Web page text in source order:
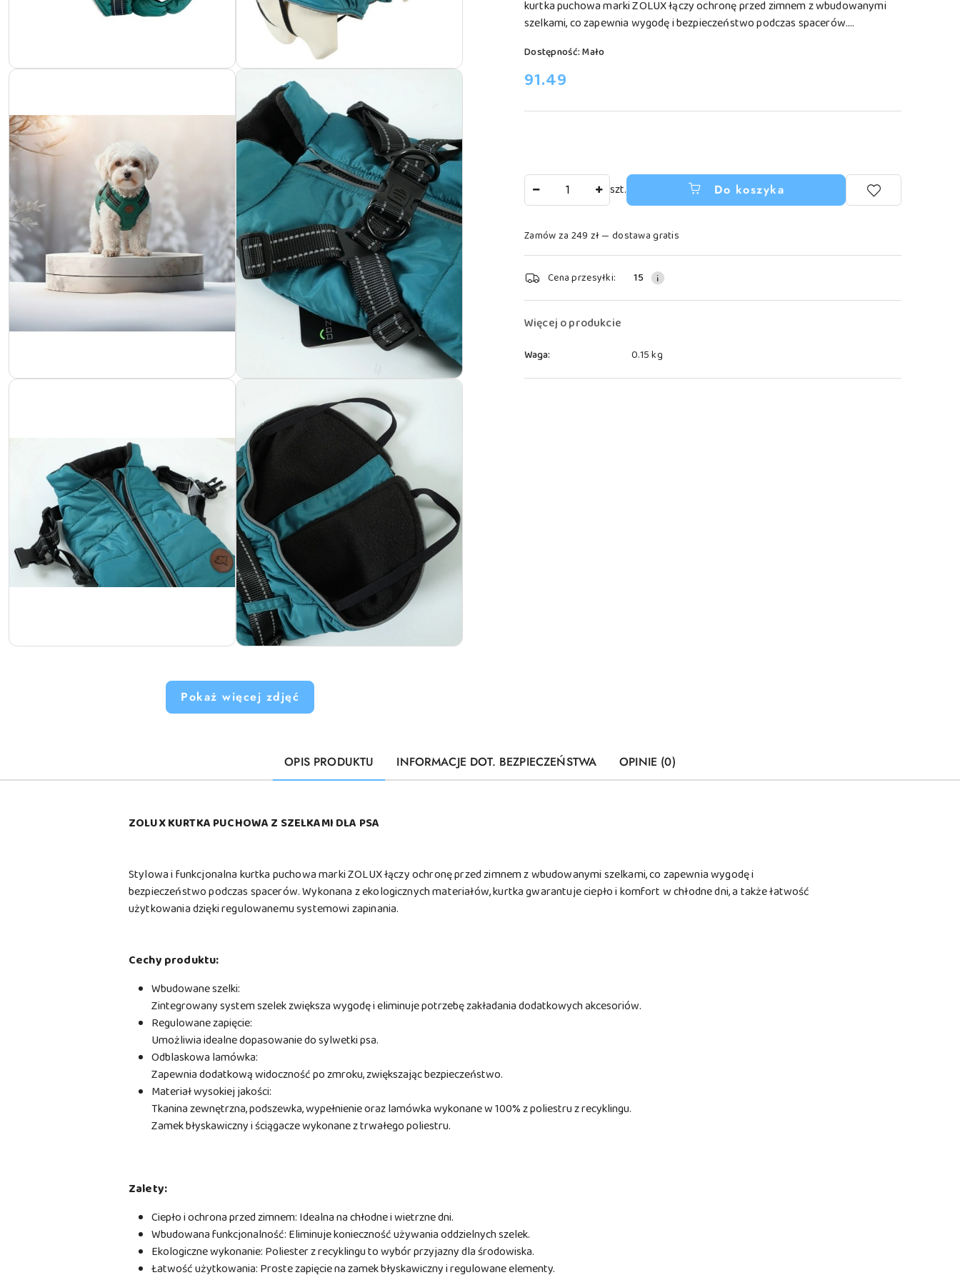
Pokaż więcej zdjęć
kurtka puchowa marki ZOLUX łączy ochronę przed zimnem z wbudowanymi
szelkami, co zapewnia wygodę i bezpieczeństwo podczas spacerów....
Dostępność:Mało
cena:
91.49
szt. Do koszyka
Zamów za 249 zł — dostawa gratis
Dostępność
i
dostawa
Cena przesyłki: 15
Więcej o produkcie
Waga: 0.15 kg
OPIS PRODUKTU INFORMACJE DOT. BEZPIECZEŃSTWA OPINIE (0)
ZOLUX KURTKA PUCHOWA Z SZELKAMI DLA PSA
Stylowa i funkcjonalna kurtka puchowa marki ZOLUX łączy ochronę przed zimnem z wbudowanymi szelkami, co zapewnia wygodę i
bezpieczeństwo podczas spacerów. Wykonana z ekologicznych materiałów, kurtka gwarantuje ciepło i komfort w chłodne dni, a także łatwość
użytkowania dzięki regulowanemu systemowi zapinania.
Cechy produktu:
Wbudowane szelki:
Zintegrowany system szelek zwiększa wygodę i eliminuje potrzebę zakładania dodatkowych akcesoriów.
Regulowane zapięcie:
Umożliwia idealne dopasowanie do sylwetki psa.
Odblaskowa lamówka:
Zapewnia dodatkową widoczność po zmroku, zwiększając bezpieczeństwo.
Materiał wysokiej jakości:
Tkanina zewnętrzna, podszewka, wypełnienie oraz lamówka wykonane w 100% z poliestru z recyklingu.
Zamek błyskawiczny i ściągacze wykonane z trwałego poliestru.
Zalety:
Ciepło i ochrona przed zimnem: Idealna na chłodne i wietrzne dni.
Wbudowana funkcjonalność: Eliminuje konieczność używania oddzielnych szelek.
Ekologiczne wykonanie: Poliester z recyklingu to wybór przyjazny dla środowiska.
Łatwość użytkowania: Proste zapięcie na zamek błyskawiczny i regulowane elementy.